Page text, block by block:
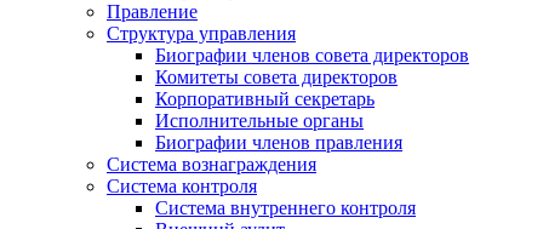
Правление
Структура управления
Биографии членов совета директоров
Комитеты совета директоров
Корпоративный секретарь
Исполнительные органы
Биографии членов правления
Система вознаграждения
Система контроля
Система внутреннего контроля